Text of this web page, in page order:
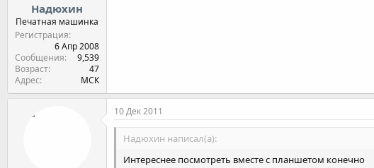
Надюхин
Печатная машинка
Регистрация
6 Апр 2008
Сообщения
9,539
Возраст
47
Адрес
МСК
10 Дек 2011
Надюхин написал(а):
Интереснее посмотреть вместе с планшетом конечно